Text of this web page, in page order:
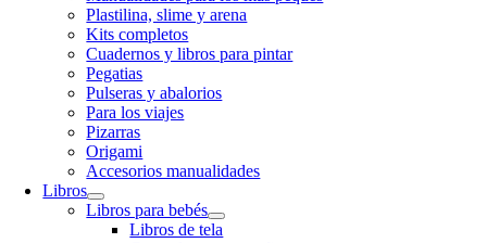
Plastilina, slime y arena
Kits completos
Cuadernos y libros para pintar
Pegatias
Pulseras y abalorios
Para los viajes
Pizarras
Origami
Accesorios manualidades
Libros
Libros para bebés
Libros de tela